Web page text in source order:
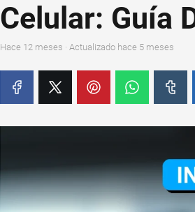
Celular: Guía
hace 12 meses · Actualizado hace 5 meses